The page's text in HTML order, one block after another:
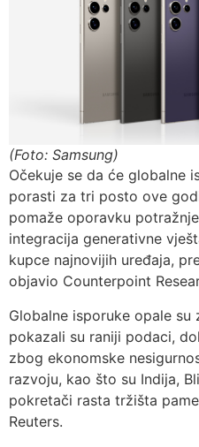
(Foto: Samsung)
Očekuje se da će globalne
porasti za tri posto ove
pomaže oporavku
integracija generativne
kupce najnovijih uređaja,
objavio Counterpoint
Globalne isporuke opale
pokazali su raniji podaci,
zbog ekonomske
razvoju, kao što su Indija,
pokretači rasta tržišta
Reuters.